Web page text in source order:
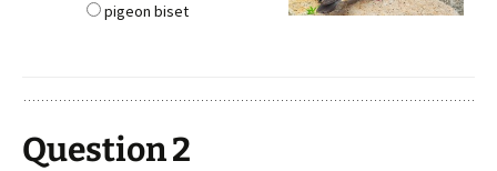
pigeon biset
Question 2